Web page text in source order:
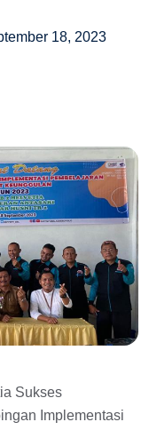
18, 2023
Sukses
Implementasi